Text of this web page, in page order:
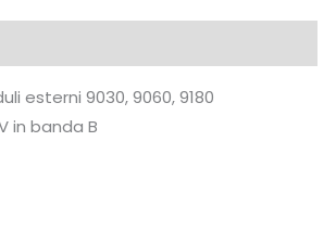
esterni 9030, 9060, 9180
in banda B